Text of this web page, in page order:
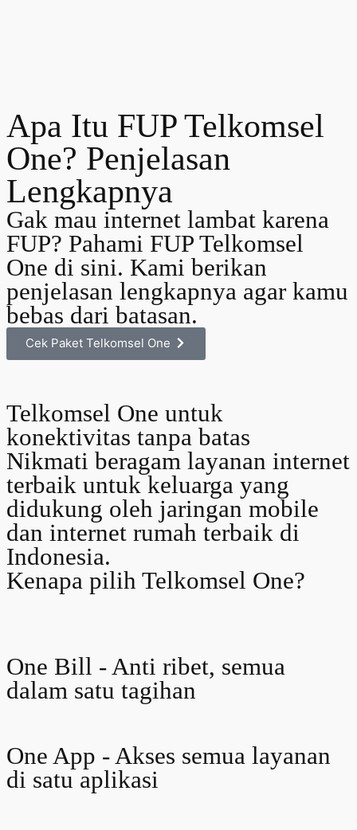
Apa Itu FUP Telkomsel
One? Penjelasan
Lengkapnya
Gak mau internet lambat karena
FUP? Pahami FUP Telkomsel
One di sini. Kami berikan
penjelasan lengkapnya agar kamu
bebas dari batasan.
Cek Paket Telkomsel One
Telkomsel One untuk
konektivitas tanpa batas
Nikmati beragam layanan internet
terbaik untuk keluarga yang
didukung oleh jaringan mobile
dan internet rumah terbaik di
Indonesia.
Kenapa pilih Telkomsel One?
One Bill - Anti ribet, semua
dalam satu tagihan
One App - Akses semua layanan
di satu aplikasi